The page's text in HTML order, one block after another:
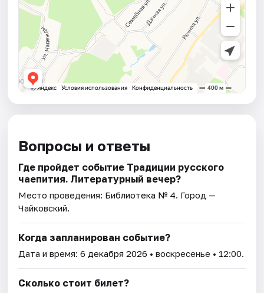
Вопросы и ответы
Где пройдет событие Традиции русского
чаепития. Литературный вечер?
Место проведения: Библиотека № 4. Город —
Чайковский.
Когда запланирован событие?
Дата и время:6 декабря 2026 • воскресенье • 12:00.
Сколько стоит билет?